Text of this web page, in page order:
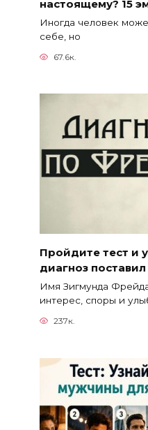
настоящему? 15
Иногда человек
себе, но
67.6к.
Пройдите тест и
диагноз
Имя Зигмунда
интерес, споры и
237к.